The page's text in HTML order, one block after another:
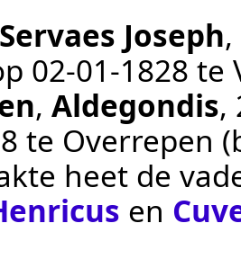
Servaes Joseph
02‑01‑1828 te
,Aldegondis,
te Overrepen
heet de
en